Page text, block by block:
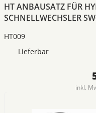
HT ANBAUSATZ FÜR
SCHNELLWECHSLER
HT009
Lieferbar
inkl.